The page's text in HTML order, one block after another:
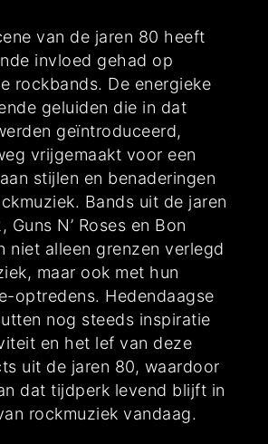
van de jaren 80 heeft
invloed gehad op
rockbands. De energieke
geluiden die in dat
geïntroduceerd,
vrijgemaakt voor een
stijlen en benaderingen
Bands uit de jaren
Guns N’ Roses en Bon
niet alleen grenzen verlegd
maar ook met hun
optredens. Hedendaagse
nog steeds inspiratie
en het lef van deze
uit de jaren 80, waardoor
dat tijdperk levend blijft in
rockmuziek vandaag.